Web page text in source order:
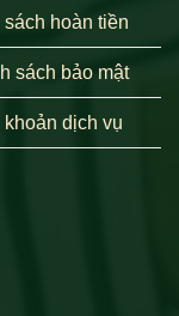
hoàn tiền
sách bảo mật
dịch vụ